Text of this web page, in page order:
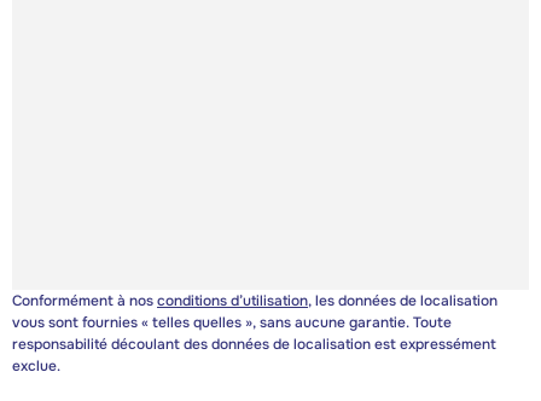
Conformément à nosconditions d’utilisation, les données de localisation
vous sont fournies « telles quelles », sans aucune garantie. Toute
responsabilité découlant des données de localisation est expressément
exclue.